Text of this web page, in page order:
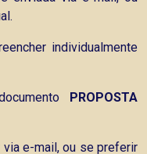
individualmente
PROPOSTA
via e-mail, ou se preferir